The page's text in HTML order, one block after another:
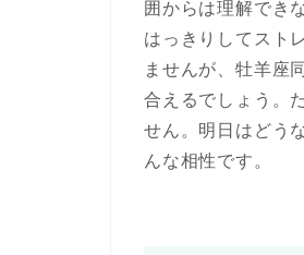
囲からは理解でき
はっきりしてスト
ませんが、牡羊座
合えるでしょう。
せん。明日はどう
んな相性です。